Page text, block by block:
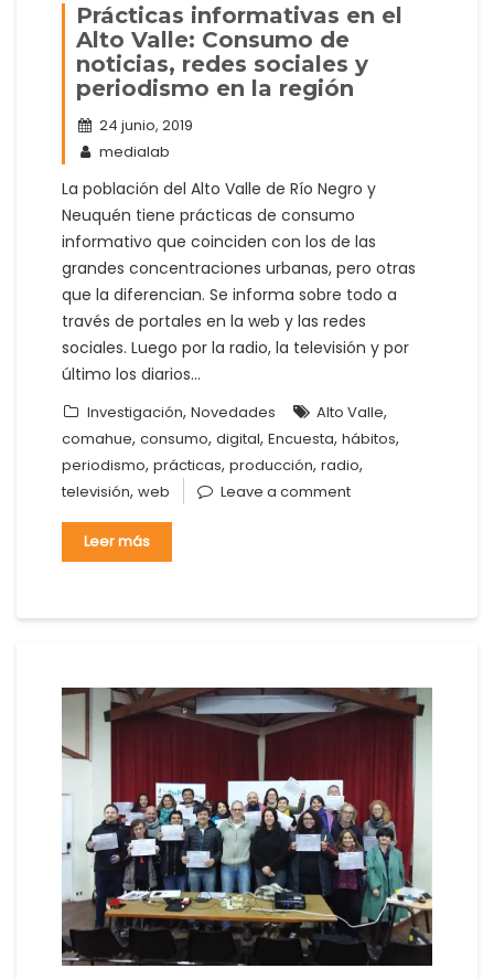
Prácticas informativas en el
Alto Valle: Consumo de
noticias, redes sociales y
periodismo en la región
24 junio, 2019
medialab
La población del Alto Valle de Río Negro y
Neuquén tiene prácticas de consumo
informativo que coinciden con los de las
grandes concentraciones urbanas, pero otras
que la diferencian. Se informa sobre todo a
través de portales en la web y las redes
sociales. Luego por la radio, la televisión y por
último los diarios…
Investigación, Novedades Alto Valle,
comahue, consumo, digital, Encuesta, hábitos,
periodismo, prácticas, producción, radio,
televisión, web Leave a comment
Leer más